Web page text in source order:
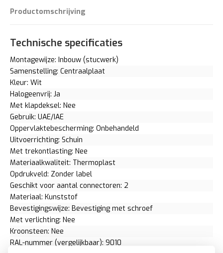
Productomschrijving
Technische specificaties
Montagewijze: Inbouw (stucwerk)
Samenstelling: Centraalplaat
Kleur: Wit
Halogeenvrij: Ja
Met klapdeksel: Nee
Gebruik: UAE/IAE
Oppervlaktebescherming: Onbehandeld
Uitvoerrichting: Schuin
Met trekontlasting: Nee
Materiaalkwaliteit: Thermoplast
Opdrukveld: Zonder label
Geschikt voor aantal connectoren: 2
Materiaal: Kunststof
Bevestigingswijze: Bevestiging met schroef
Met verlichting: Nee
Kroonsteen: Nee
RAL-nummer (vergelijkbaar): 9010